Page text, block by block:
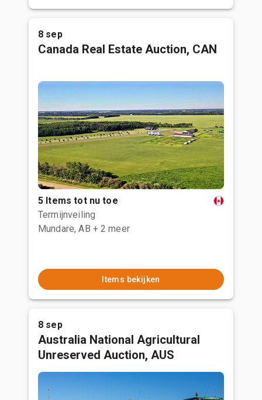
8 sep
Canada Real Estate Auction, CAN
5 Items tot nu toe
Termijnveiling
Mundare, AB + 2 meer
Items bekijken
8 sep
Australia National Agricultural
Unreserved Auction, AUS